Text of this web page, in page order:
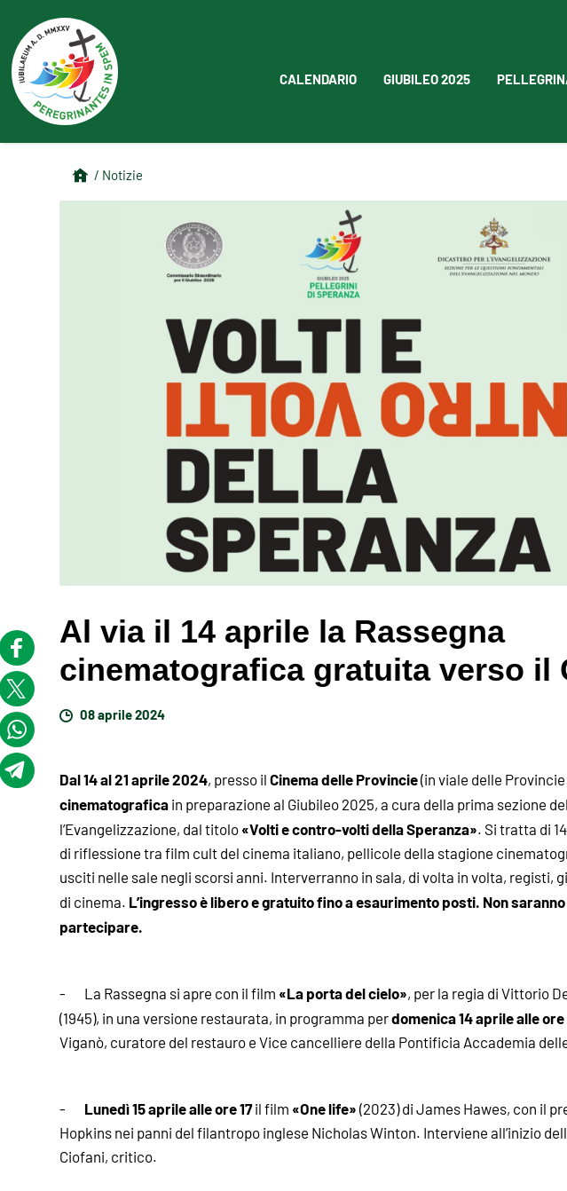
CALENDARIO GIUBILEO 2025
/ Notizie
Al via il 14 aprile la Rassegna
cinematografica gratuita verso il
08 aprile 2024
Dal 14 al 21 aprile 2024, presso ilCinema delle Provincie(in viale delle Provincie
cinematograficain preparazione al Giubileo 2025, a cura della prima sezione
l’Evangelizzazione, dal titolo«Volti e contro-volti della Speranza». Si tratta di
di riflessione tra film cult del cinema italiano, pellicole della stagione
usciti nelle sale negli scorsi anni. Interverranno in sala, di volta in volta, registi,
di cinema. L’ingresso è libero e gratuito fino a esaurimento posti. Non
partecipare.
- La Rassegna si apre con il film «La porta del cielo», per la regia di Vittorio
(1945), in una versione restaurata, in programma perdomenica 14 aprile alle ore
Viganò, curatore del restauro e Vice cancelliere della Pontificia Accademia
- Lunedì 15 aprile alle ore 17il film «One life»(2023) di James Hawes, con il
Hopkins nei panni del filantropo inglese Nicholas Winton. Interviene all’inizio
Ciofani, critico.